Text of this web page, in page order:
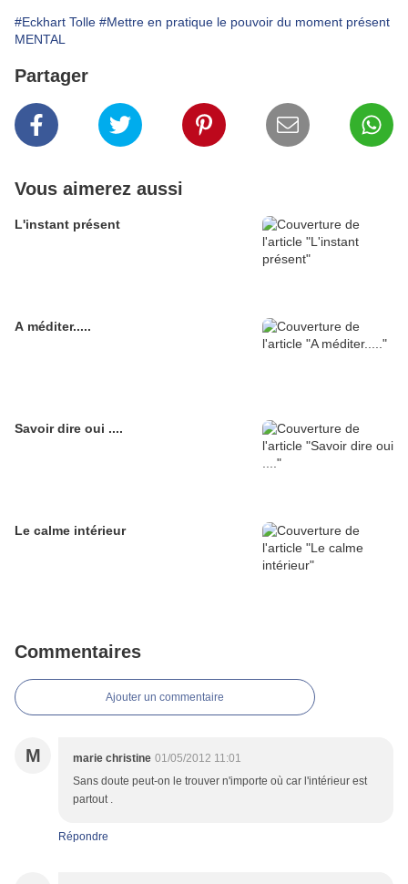
#Eckhart Tolle #Mettre en pratique le pouvoir du moment présent
MENTAL
Partager
Vous aimerez aussi
L'instant présent
A méditer.....
Savoir dire oui ....
Le calme intérieur
Commentaires
Ajouter un commentaire
M marie christine 01/05/2012 11:01
Sans doute peut-on le trouver n'importe où car l'intérieur est
partout .
Répondre